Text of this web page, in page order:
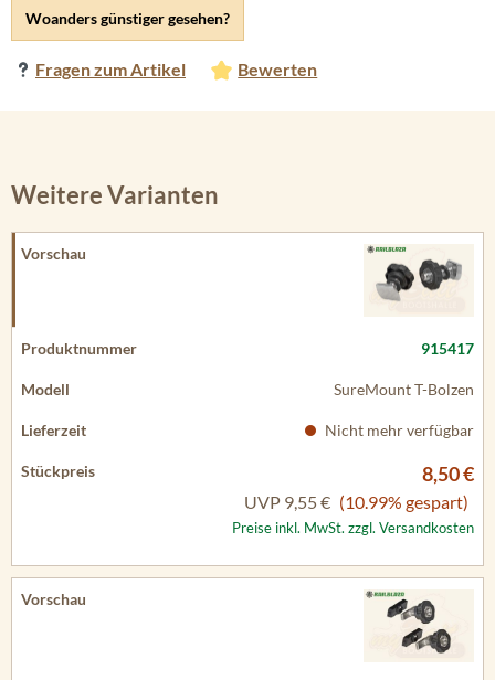
Woanders günstiger gesehen?
Fragen zum Artikel Bewerten
Weitere Varianten
915417
SureMount T-Bolzen
Nicht mehr verfügbar
8,50 €
UVP 9,55 € (10.99% gespart)
Preise inkl. MwSt. zzgl. Versandkosten